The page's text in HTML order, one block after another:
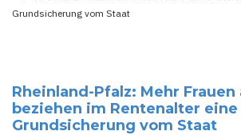
Grundsicherung vom Staat
Rheinland-Pfalz: Mehr Frauen
beziehen im Rentenalter eine
Grundsicherung vom Staat